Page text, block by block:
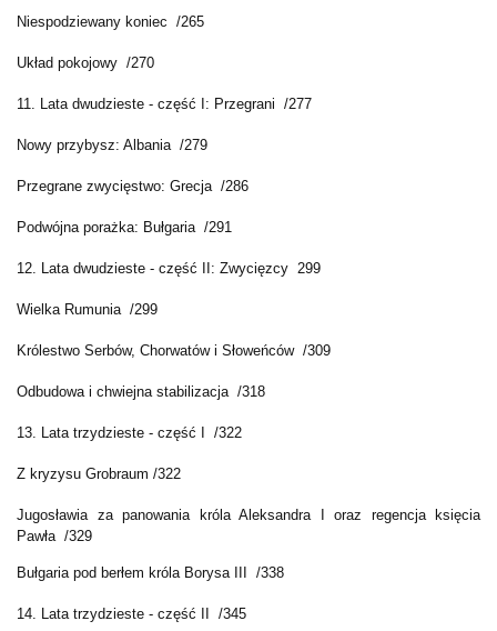
Niespodziewany koniec /265
Układ pokojowy /270
11. Lata dwudzieste - część I: Przegrani /277
Nowy przybysz: Albania /279
Przegrane zwycięstwo: Grecja /286
Podwójna porażka: Bułgaria /291
12. Lata dwudzieste - część II: Zwycięzcy 299
Wielka Rumunia /299
Królestwo Serbów, Chorwatów i Słoweńców /309
Odbudowa i chwiejna stabilizacja /318
13. Lata trzydzieste - część I /322
Z kryzysu Grobraum /322
Jugosławia za panowania króla Aleksandra I oraz regencja księcia
Pawła /329
Bułgaria pod berłem króla Borysa III /338
14. Lata trzydzieste - część II /345